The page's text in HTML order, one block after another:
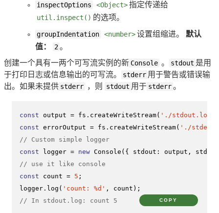
inspectOptions <Object>指定传递给
util.inspect() 的选项。
groupIndentation <number>设置组缩进。 默认
值：
2。
创建一个具有一两个可写流实例的新 Console 。 stdout 是用
于打印日志或信息输出的可写流。
stderr 用于警告或错误输
出。如果未提供 stderr ，则 stdout 用于 stderr。
const output = fs. createWriteStream( './stdout.log'
const errorOutput = fs. createWriteStream( './
// Custom simple logger
const logger = new Console ({ stdout : output, stderr
// use it like console
const count = 5 ;
logger. log ( 'count: %d'
// In stdout.log: count 5
COPY